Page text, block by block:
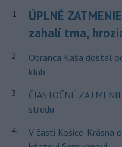
1
ÚPLNÉ
zahalí tma,
2
Obranca Kaša dostal
klub
3
ČIASTOČNÉ
stredu
4
V časti Košice-Krásna